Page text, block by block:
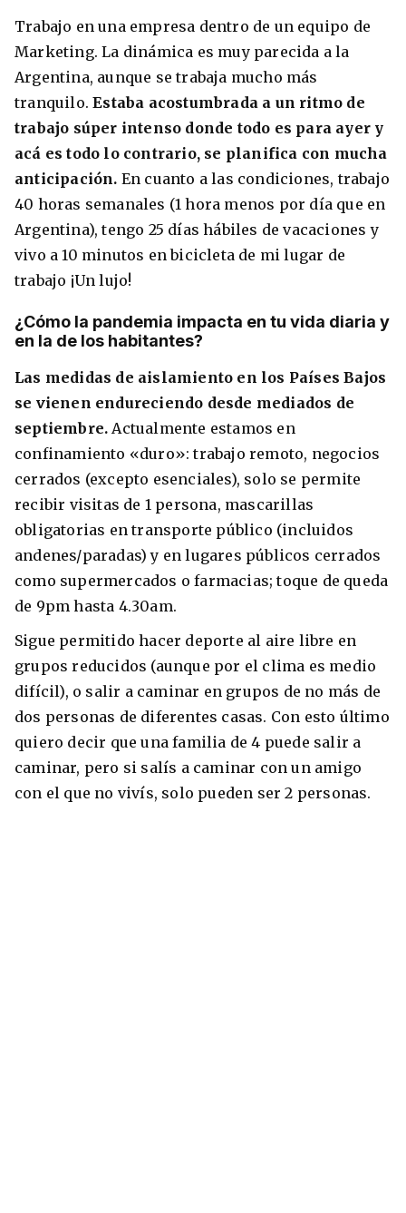
Trabajo en una empresa dentro de un equipo de
Marketing. La dinámica es muy parecida a la
Argentina, aunque se trabaja mucho más
tranquilo.Estaba acostumbrada a un ritmo de
trabajo súper intenso donde todo es para ayer y
acá es todo lo contrario, se planifica con mucha
anticipación. En cuanto a las condiciones, trabajo
40 horas semanales (1 hora menos por día que en
Argentina), tengo 25 días hábiles de vacaciones y
vivo a 10 minutos en bicicleta de mi lugar de
trabajo ¡Un lujo!
¿Cómo la pandemia impacta en tu vida diaria y
en la de los habitantes?
Las medidas de aislamiento en los Países Bajos
se vienen endureciendo desde mediados de
septiembre.Actualmente estamos en
confinamiento «duro»: trabajo remoto, negocios
cerrados (excepto esenciales), solo se permite
recibir visitas de 1 persona, mascarillas
obligatorias en transporte público (incluidos
andenes/paradas) y en lugares públicos cerrados
como supermercados o farmacias; toque de queda
de 9pm hasta 4.30am.
Sigue permitido hacer deporte al aire libre en
grupos reducidos (aunque por el clima es medio
difícil), o salir a caminar en grupos de no más de
dos personas de diferentes casas. Con esto último
quiero decir que una familia de 4 puede salir a
caminar, pero si salís a caminar con un amigo
con el que no vivís, solo pueden ser 2 personas.